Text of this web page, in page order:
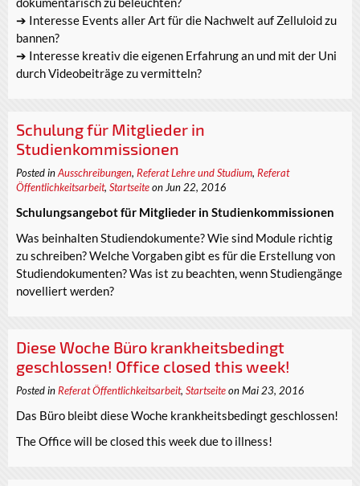
➔ Interesse Events aller Art für die Nachwelt auf Zelluloid zu
bannen?
➔ Interesse kreativ die eigenen Erfahrung an und mit der Uni
durch Videobeiträge zu vermitteln?
Schulung für Mitglieder in
Studienkommissionen
Posted inAusschreibungen, Referat Lehre und Studium, Referat
Öffentlichkeitsarbeit, Startseiteon Jun 22, 2016
Schulungsangebot für Mitglieder in Studienkommissionen
Was beinhalten Studiendokumente? Wie sind Module richtig
zu schreiben? Welche Vorgaben gibt es für die Erstellung von
Studiendokumenten? Was ist zu beachten, wenn Studiengänge
novelliert werden?
Diese Woche Büro krankheitsbedingt
geschlossen! Office closed this week!
Posted in Referat Öffentlichkeitsarbeit, Startseiteon Mai 23, 2016
Das Büro bleibt diese Woche krankheitsbedingt geschlossen!
The Office will be closed this week due to illness!